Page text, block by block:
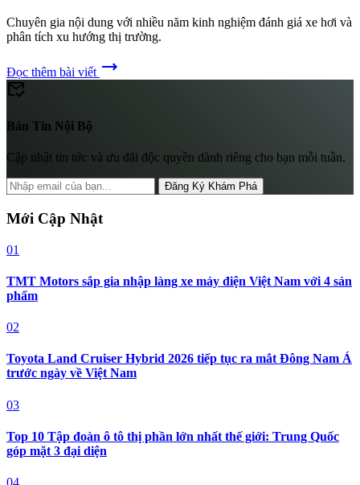
Chuyên gia nội dung với nhiều năm kinh nghiệm đánh giá xe hơi và
phân tích xu hướng thị trường.
Đọc thêm bài viết trending_flat
mark_email_read
Bản Tin Nội Bộ
Cập nhật tin tức và ưu đãi độc quyền dành riêng cho bạn mỗi tuần.
Đăng Ký Khám Phá
Mới Cập Nhật
01
TMT Motors sắp gia nhập làng xe máy điện Việt Nam với 4 sản
phẩm
02
Toyota Land Cruiser Hybrid 2026 tiếp tục ra mắt Đông Nam Á
trước ngày về Việt Nam
03
Top 10 Tập đoàn ô tô thị phần lớn nhất thế giới: Trung Quốc
góp mặt 3 đại diện